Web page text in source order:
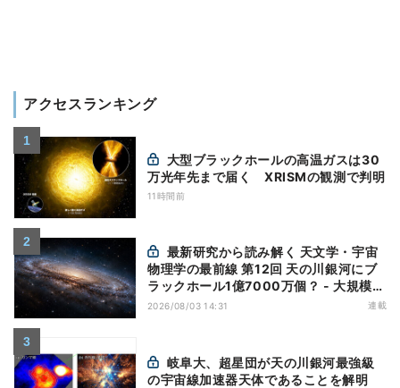
アクセスランキング
万光年先まで届く XRISMの観測で判明
11時間前
物理学の最前線 第12回 天の川銀河にブ
ラックホール1億7000万個？ - 大規模計
算が描くその分布
2026/08/03 14:31 連載
の宇宙線加速器天体であることを解明